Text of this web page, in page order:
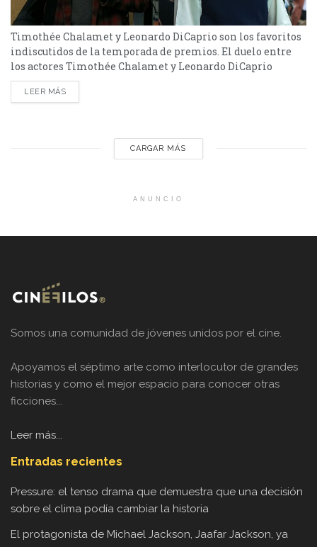
Timothée Chalamet y Leonardo DiCaprio son los favoritos
indiscutidos de la temporada de premios. El duelo entre
los actores Timothée Chalamet y Leonardo DiCaprio
promete mantener viva a esta temporada de premios que
empezó en pasado domingo con los Critics Choice Awards
LEER MÁS
CARGAR MÁS
ANUNCIO
Somos una comunidad de jóvenes unidos por el cine.
Apoyamos el séptimo arte como interlocutor de grandes
historias y como el mejor espacio para conocer otras
ficciones...
Leer más...
Entradas recientes
Pressure: el tenso drama que demuestra que una decisión
sobre el clima podía cambiar la historia
El protagonista de Michael Jackson, Jaafar Jackson, ya